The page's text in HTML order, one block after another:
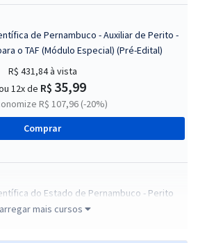
de Pernambuco - Auxiliar de Perito -
o TAF (Módulo Especial) (Pré-Edital)
R$ 431,84à vista
12x de R$ 35,99
R$ 107,96 (-20%)
Comprar
do Estado de Pernambuco - Perito
(Pré-edital)
mais cursos